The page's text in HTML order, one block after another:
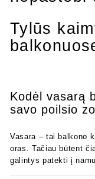
Tylūs
Kodėl vasarą
savo poilsio
Vasara – tai balkono
oras. Tačiau būtent
galintys patekti į